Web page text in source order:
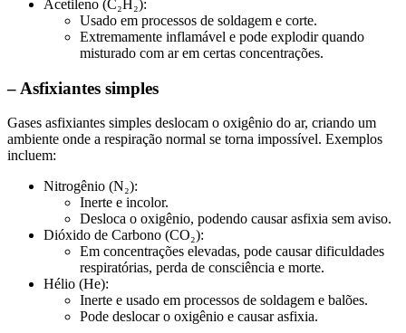
Acetileno (C₂H₂):
Usado em processos de soldagem e corte.
Extremamente inflamável e pode explodir quando
misturado com ar em certas concentrações.
– Asfixiantes simples
Gases asfixiantes simples deslocam o oxigênio do ar, criando um
ambiente onde a respiração normal se torna impossível. Exemplos
incluem:
Nitrogênio (N₂):
Inerte e incolor.
Desloca o oxigênio, podendo causar asfixia sem aviso.
Dióxido de Carbono (CO₂):
Em concentrações elevadas, pode causar dificuldades
respiratórias, perda de consciência e morte.
Hélio (He):
Inerte e usado em processos de soldagem e balões.
Pode deslocar o oxigênio e causar asfixia.